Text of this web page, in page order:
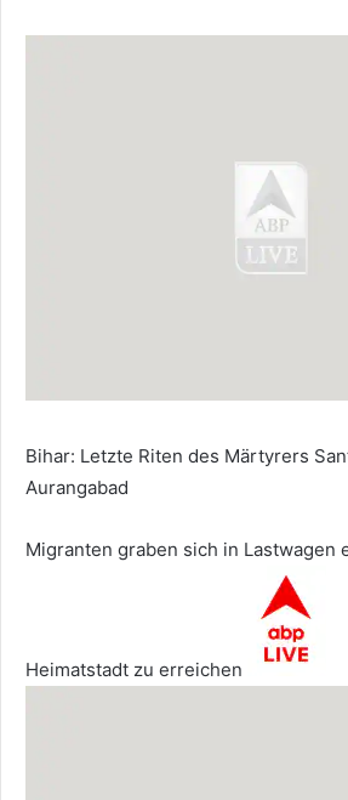
Bihar: Letzte Riten des Märtyrers
Aurangabad
Migranten graben sich in Lastwagen
Heimatstadt zu erreichen